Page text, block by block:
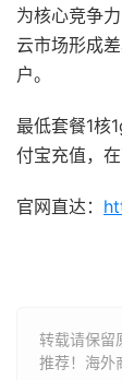
为核心竞争
云市场形成
户。
最低套餐1核
付宝充值，在
官网直达：
转载请保留
推荐！海外